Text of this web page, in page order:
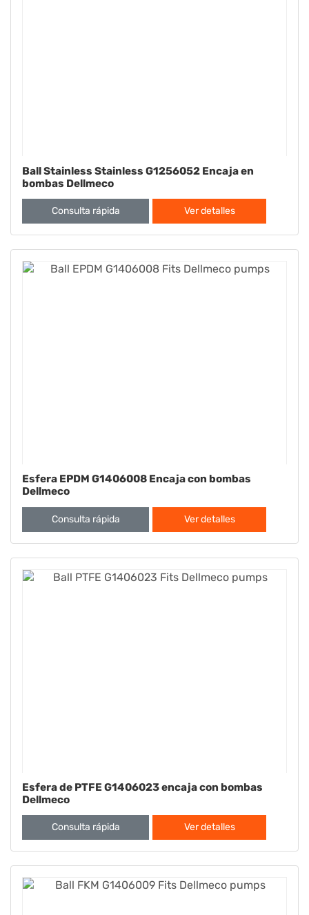
Ball Stainless Stainless G1256052 Encaja en
bombas Dellmeco
Consulta rápida Ver detalles
Esfera EPDM G1406008 Encaja con bombas
Dellmeco
Consulta rápida Ver detalles
Esfera de PTFE G1406023 encaja con bombas
Dellmeco
Consulta rápida Ver detalles